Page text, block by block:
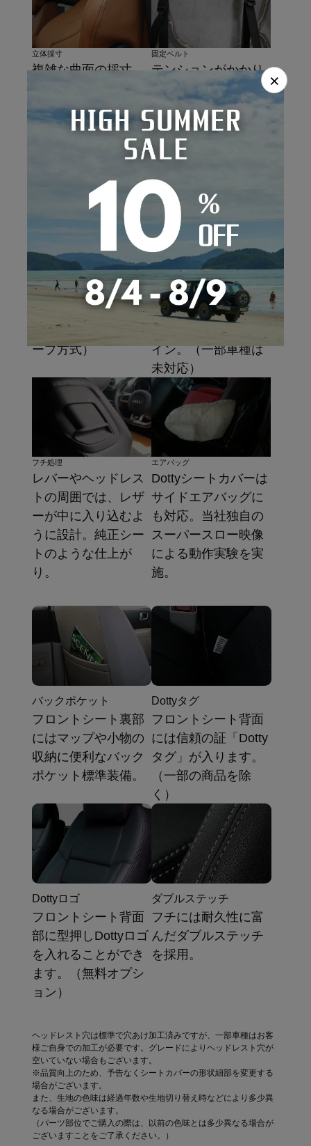
立体採寸
複雑な曲面の採寸
曲面立体成形によ
る、シートの形状に
合わせた精密な型取
固定ベルト
テンションがかかり
やすく、引っ張りす
ぎによる切れを防止
するゴム素材とナイ
ロンベルトの2重構
造。
ヘッドレスト
固定具には見栄え、
機能性が抜群のJフッ
ク方式を採用。（一
部車種はマジックテ
ープ方式）
シートベルト
シートベルトの固定
部は筒の形状に製
作。機能性と高級感
を持ち合わせたデザ
イン。（一部車種は
未対応）
フチ処理
レバーやヘッドレス
トの周囲では、レザ
ーが中に入り込むよ
うに設計。純正シー
トのような仕上が
り。
エアバッグ
Dottyシートカバーは
サイドエアバッグに
も対応。当社独自の
スーパースロー映像
による動作実験を実
施。
バックポケット
フロントシート裏部
にはマップや小物の
収納に便利なバック
ポケット標準装備。
Dottyタグ
フロントシート背面
には信頼の証「Dotty
タグ」が入ります。
（一部の商品を除
く）
Dottyロゴ
フロントシート背面
部に型押しDottyロゴ
を入れることができ
ます。（無料オプシ
ョン）
ダブルステッチ
フチには耐久性に富
んだダブルステッチ
を採用。
ヘッドレスト穴は標準で穴あけ加工済みですが、一部車種はお客
様ご自身での加工が必要です。グレードによりヘッドレスト穴が
空いていない場合もございます。
※品質向上のため、予告なくシートカバーの形状細部を変更する
場合がございます。
また、生地の色味は経過年数や生地切り替え時などにより多少異
なる場合がございます。
（パーツ部位でご購入の際は、以前の色味とは多少異なる場合が
ございますことをご了承ください。）
×